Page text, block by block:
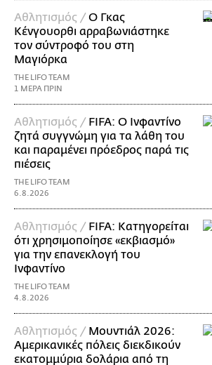
Αθλητισμός /Ο Γκας
Κένγουορθι αρραβωνιάστηκε
τον σύντροφό του στη
Μαγιόρκα
THE LIFO TEAM
1 ΜΕΡΑ ΠΡΙΝ
Αθλητισμός / FIFA: Ο Ινφαντίνο
ζητά συγγνώμη για τα λάθη του
και παραμένει πρόεδρος παρά τις
πιέσεις
THE LIFO TEAM
6.8.2026
Αθλητισμός / FIFA: Κατηγορείται
ότι χρησιμοποίησε «εκβιασμό»
για την επανεκλογή του
Ινφαντίνο
THE LIFO TEAM
4.8.2026
Αθλητισμός / Μουντιάλ 2026:
Αμερικανικές πόλεις διεκδικούν
εκατομμύρια δολάρια από τη